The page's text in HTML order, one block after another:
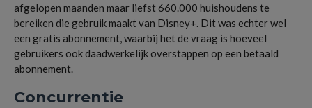
afgelopen maanden maar liefst 660.000 huishoudens te
bereiken die gebruik maakt van Disney+. Dit was echter wel
een gratis abonnement, waarbij het de vraag is hoeveel
gebruikers ook daadwerkelijk overstappen op een betaald
abonnement.
Concurrentie